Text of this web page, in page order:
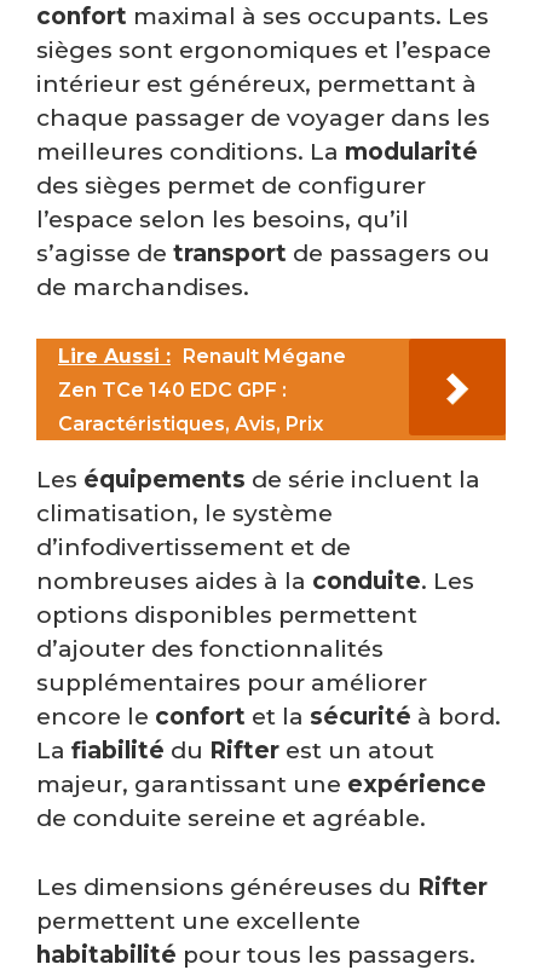
confort maximal à ses occupants. Les
sièges sont ergonomiques et l’espace
intérieur est généreux, permettant à
chaque passager de voyager dans les
meilleures conditions. La modularité
des sièges permet de configurer
l’espace selon les besoins, qu’il
s’agisse de transport de passagers ou
de marchandises.
Lire Aussi :
Renault Mégane
Zen TCe 140 EDC GPF :
Caractéristiques, Avis, Prix
Les équipements de série incluent la
climatisation, le système
d’infodivertissement et de
nombreuses aides à la conduite. Les
options disponibles permettent
d’ajouter des fonctionnalités
supplémentaires pour améliorer
encore le confort et la sécurité à bord.
La fiabilité du Rifter est un atout
majeur, garantissant une expérience
de conduite sereine et agréable.
Les dimensions généreuses du Rifter
permettent une excellente
habitabilité pour tous les passagers.